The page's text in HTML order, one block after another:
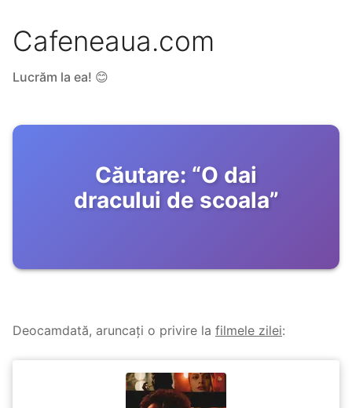
Cafeneaua.com
Lucrăm la ea! 😊
Căutare: “O dai
dracului de scoala”
Deocamdată, aruncați o privire la filmele zilei: